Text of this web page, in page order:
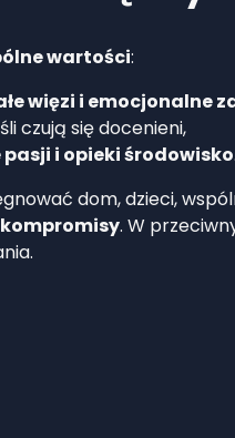
wartości:
więzi i emocjonalne
czują się docenieni,
pasji i opieki środowisko.
dom, dzieci,
. W